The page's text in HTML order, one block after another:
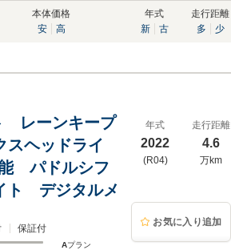
本体価格
安
高
年式
新
古
走行距離
多
少
レーンキープ
ヘッドライ
パドルシフ
ト デジタルメ
保証付
Aプラン
年式
2022
(R04)
走行距離
4.6
万km
お気に入り追加